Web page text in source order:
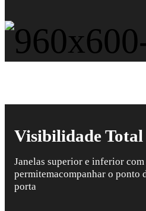
Visibilidade Total
Janelas superior e inferior
permitemacompanhar o ponto
porta